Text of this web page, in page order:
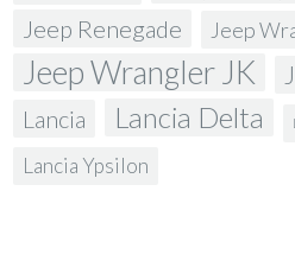
Jeep Renegade Jeep
Jeep Wrangler JK
Lancia Lancia Delta
Lancia Ypsilon